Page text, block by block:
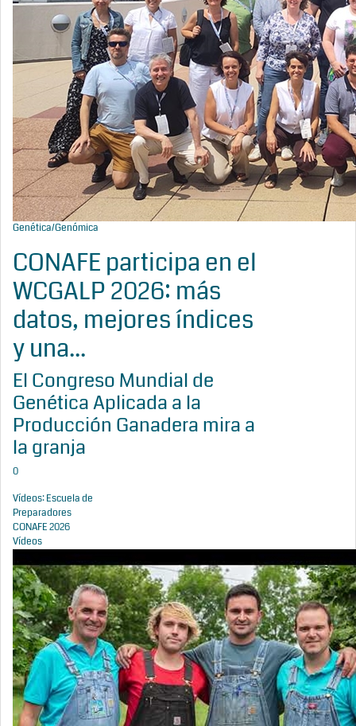
Genética/Genómica
CONAFE participa en el
WCGALP 2026: más
datos, mejores índices
y una...
El Congreso Mundial de
Genética Aplicada a la
Producción Ganadera mira a
la granja
0
Vídeos: Escuela de
Preparadores
CONAFE 2026
Vídeos